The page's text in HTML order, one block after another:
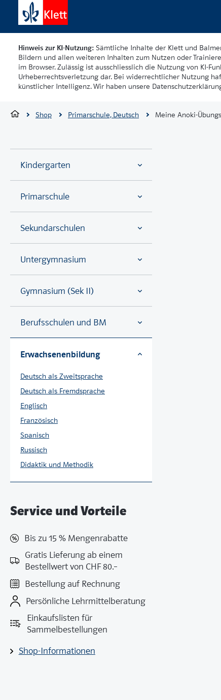
Hinweis zur KI-Nutzung: Sämtliche Inhalte der Klett und
Bildern und allen weiteren Inhalten zum Nutzen oder
im Browser. Zulässig ist ausschliesslich die Nutzung von KI-
Urheberrechtsverletzung dar. Bei widerrechtlicher Nutzung
künstlicher Intelligenz. Wir haben unsere
Shop Primarschule, Deutsch Meine Anoki-
Kindergarten
Primarschule
Sekundarschulen
Untergymnasium
Gymnasium (Sek II)
Berufsschulen und BM
Erwachsenenbildung
Deutsch als Zweitsprache
Deutsch als Fremdsprache
Englisch
Französisch
Spanisch
Russisch
Didaktik und Methodik
Service und Vorteile
Bis zu 15 % Mengenrabatte
Gratis Lieferung ab einem
Bestellwert von CHF 80.–
Bestellung auf Rechnung
Persönliche Lehrmittelberatung
Einkaufslisten für
Sammelbestellungen
Shop-Informationen